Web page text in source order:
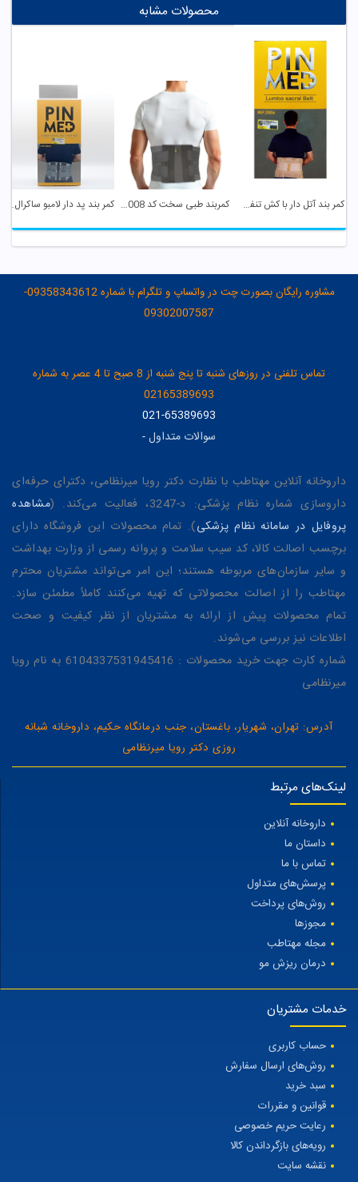
محصولات مشابه
کمر بند آتل دار با کش تنفسی 2006 سایز XXL پین مد کمربند طبی سخت کد 2008 سایز M پین مد کمر بند پد دار لامبو ساکرال 2005 سایز XXXL پین مد
مشاوره رایگان بصورت چت در واتساپ و تلگرام با شماره 09358343612-
09302007587
تماس تلفنی در روزهای شنبه تا پنج شنبه از 8 صبح تا 4 عصر به شماره
02165389693
021-65389693
سوالات متداول-
داروخانه آنلاین مهتاطب با نظارت دکتر رویا میرنظامی، دکترای حرفه‌ای
داروسازی شماره نظام پزشکی: د-3247، فعالیت می‌کند. (
مشاهده
پروفایل در سامانه نظام پزشکی). تمام محصولات این فروشگاه دارای
برچسب اصالت کالا، کد سیب سلامت و پروانه رسمی از وزارت بهداشت
و سایر سازمان‌های مربوطه هستند؛ این امر می‌تواند مشتریان محترم
مهتاطب را از اصالت محصولاتی که تهیه می‌کنند کاملاً مطمئن سازد.
تمام محصولات پیش از ارائه به مشتریان از نظر کیفیت و صحت
اطلاعات نیز بررسی می‌شوند.
شماره کارت جهت خرید محصولات : 6104337531945416 به نام رویا
میرنظامی
آدرس: تهران، شهریار، باغستان، جنب درمانگاه حکیم، داروخانه شبانه
روزی دکتر رویا میرنظامی
لینک‌های مرتبط
داروخانه آنلاین
داستان ما
تماس با ما
پرسش‌های متداول
روش‌های پرداخت
مجوزها
مجله مهتاطب
درمان ریزش مو
خدمات مشتریان
حساب کاربری
روش‌های ارسال سفارش
سبد خرید
قوانین و مقررات
رعایت حریم خصوصی
رویه‌های بازگرداندن کالا
نقشه سایت